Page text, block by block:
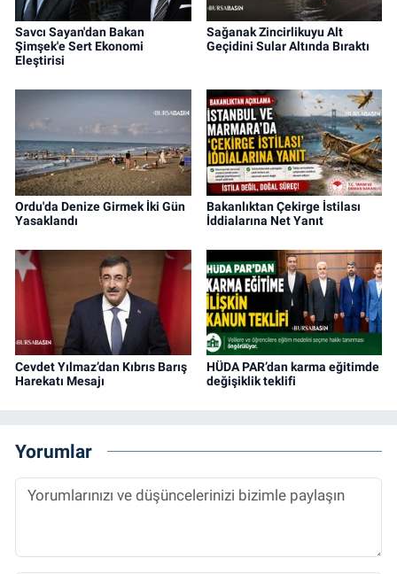
Savcı Sayan'dan Bakan
Şimşek'e Sert Ekonomi
Eleştirisi
Sağanak Zincirlikuyu Alt
Geçidini Sular Altında Bıraktı
Ordu'da Denize Girmek İki Gün
Yasaklandı
Bakanlıktan Çekirge İstilası
İddialarına Net Yanıt
Cevdet Yılmaz’dan Kıbrıs Barış
Harekatı Mesajı
HÜDA PAR’dan karma eğitimde
değişiklik teklifi
Yorumlar